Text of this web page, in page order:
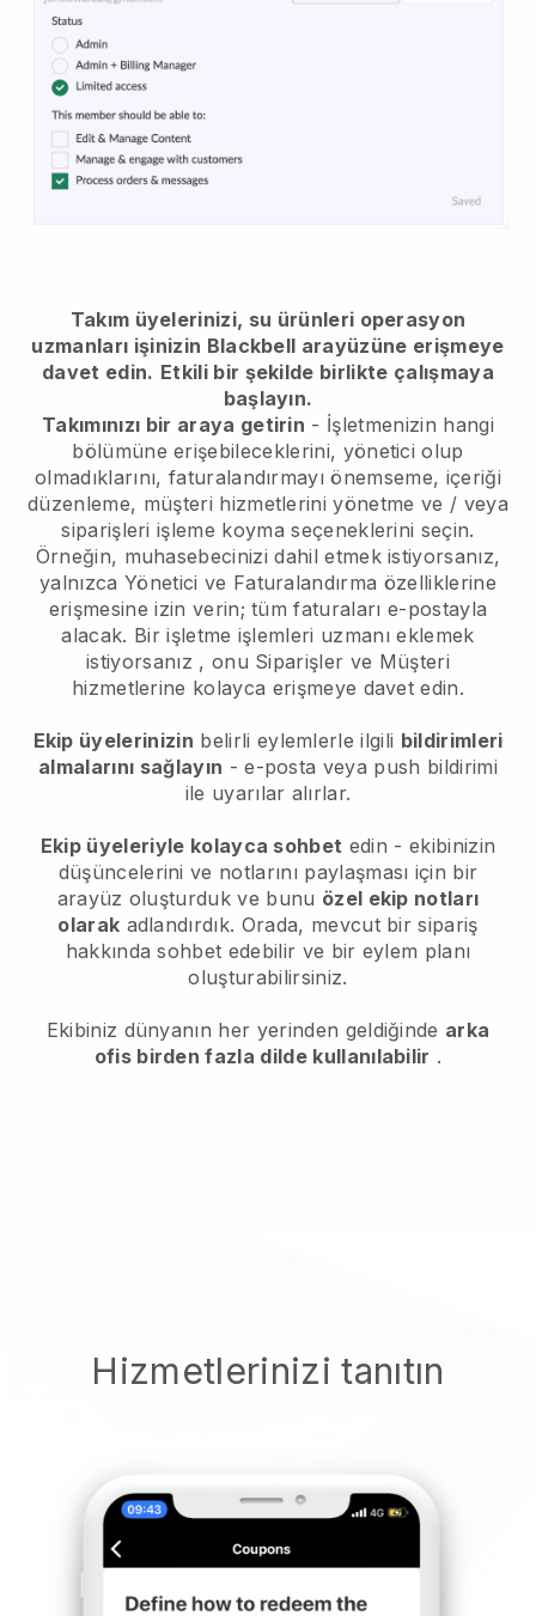
Takım üyelerinizi, su ürünleri operasyon
uzmanları işinizin Blackbell arayüzüne erişmeye
davet edin. Etkili bir şekilde birlikte çalışmaya
başlayın.
Takımınızı bir araya getirin - İşletmenizin hangi
bölümüne erişebileceklerini, yönetici olup
olmadıklarını, faturalandırmayı önemseme, içeriği
düzenleme, müşteri hizmetlerini yönetme ve / veya
siparişleri işleme koyma seçeneklerini seçin.
Örneğin, muhasebecinizi dahil etmek istiyorsanız,
yalnızca Yönetici ve Faturalandırma özelliklerine
erişmesine izin verin; tüm faturaları e-postayla
alacak. Bir işletme işlemleri uzmanı eklemek
istiyorsanız , onu Siparişler ve Müşteri
hizmetlerine kolayca erişmeye davet edin.
Ekip üyelerinizin belirli eylemlerle ilgili bildirimleri
almalarını sağlayın - e-posta veya push bildirimi
ile uyarılar alırlar.
Ekip üyeleriyle kolayca sohbet edin - ekibinizin
düşüncelerini ve notlarını paylaşması için bir
arayüz oluşturduk ve bunu özel ekip notları
olarak adlandırdık. Orada, mevcut bir sipariş
hakkında sohbet edebilir ve bir eylem planı
oluşturabilirsiniz.
Ekibiniz dünyanın her yerinden geldiğinde arka
ofis birden fazla dilde kullanılabilir .
Hizmetlerinizi tanıtın